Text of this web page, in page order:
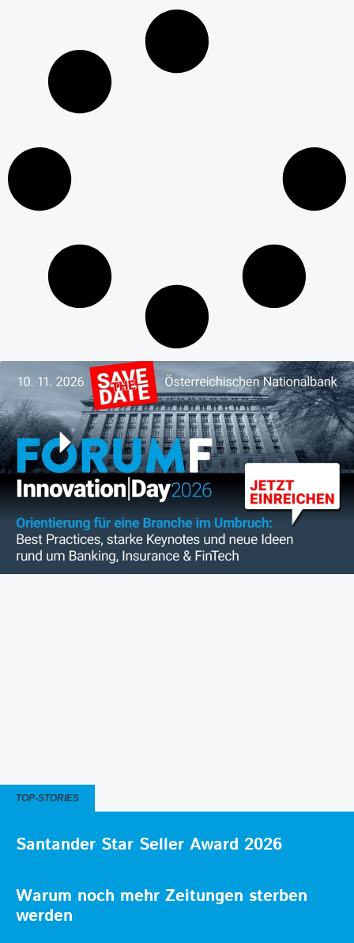
TOP-STORIES
Santander Star Seller Award 2026
Warum noch mehr Zeitungen sterben
werden